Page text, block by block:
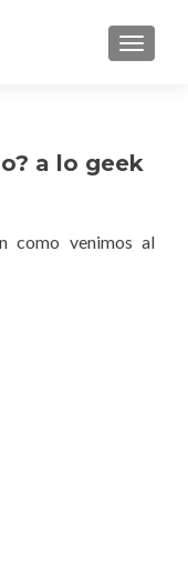
a lo geek
como venimos al